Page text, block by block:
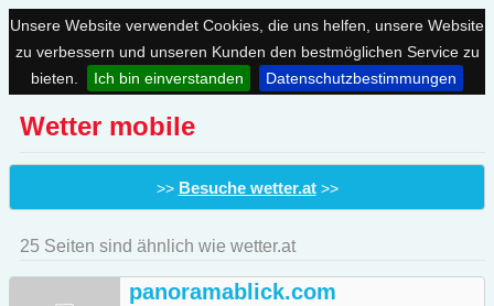
Unsere Website verwendet Cookies, die uns helfen, unsere Website
zu verbessern und unseren Kunden den bestmöglichen Service zu
bieten.
Ich bin einverstanden Datenschutzbestimmungen
Wetter mobile
>> Besuche wetter.at>>
25 Seiten sind ähnlich wie wetter.at
panoramablick.com